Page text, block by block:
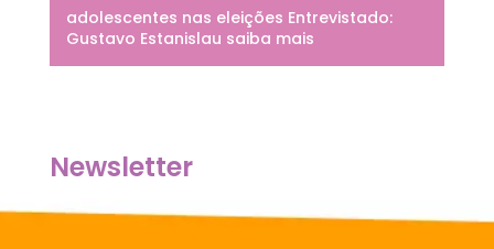
adolescentes nas eleições Entrevistado:
Gustavo Estanislau saiba mais
Newsletter